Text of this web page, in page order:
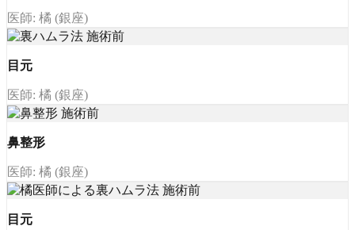
医師: 橘 (銀座)
目元
医師: 橘 (銀座)
鼻整形
医師: 橘 (銀座)
目元